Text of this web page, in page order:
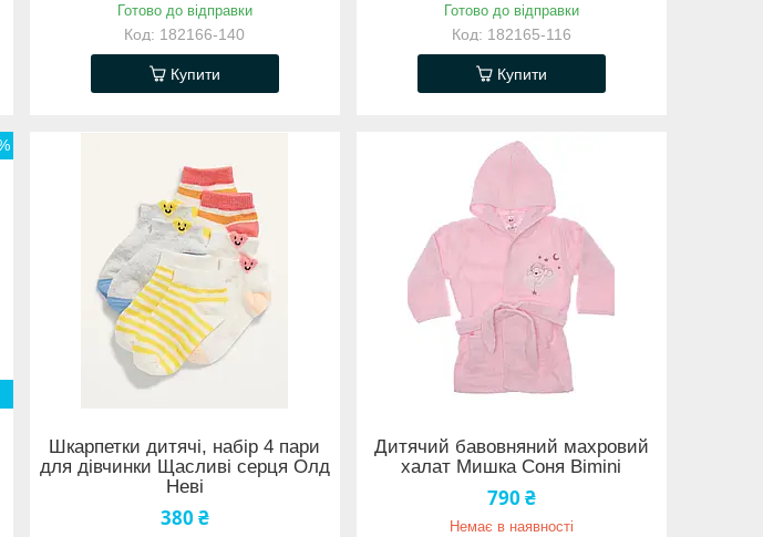
Готово до відправки
182166-140
Купити
Готово до відправки
182165-116
Купити
Шкарпетки дитячі, набір 4 пари
для дівчинки Щасливі серця Олд
Неві
380 ₴
Дитячий бавовняний махровий
халат Мишка Соня Bimini
790 ₴
Немає в наявності